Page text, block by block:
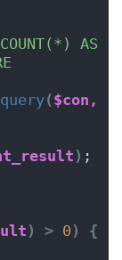
AS
($con,
) ;
) > 0 )
{